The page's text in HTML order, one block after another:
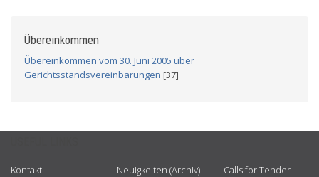
Übereinkommen
Übereinkommen vom 30. Juni 2005 über
Gerichtsstandsvereinbarungen [37]
Kontakt
Neuigkeiten (Archiv)
Calls for Tender